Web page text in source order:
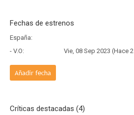
Fechas de estrenos
España:
- V.O:
Vie, 08 Sep 2023 (Hace 2 años y 10 meses)
Añadir fecha
Críticas destacadas (4)